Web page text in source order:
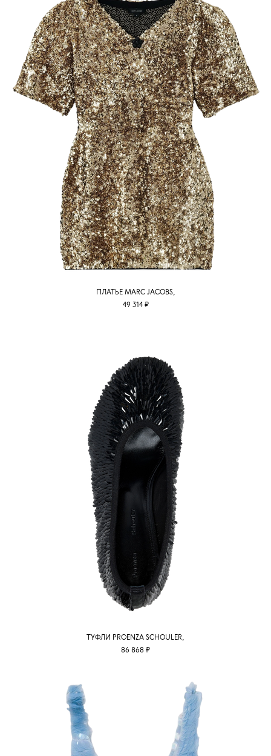
ПЛАТЬЕ MARC JACOBS,
49 314 ₽
ТУФЛИ PROENZA SCHOULER,
86 868 ₽